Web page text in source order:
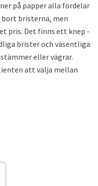
på papper alla fördelar
bort bristerna, men
pris. Det finns ett knep -
brister och väsentliga
eller vägrar.
att välja mellan